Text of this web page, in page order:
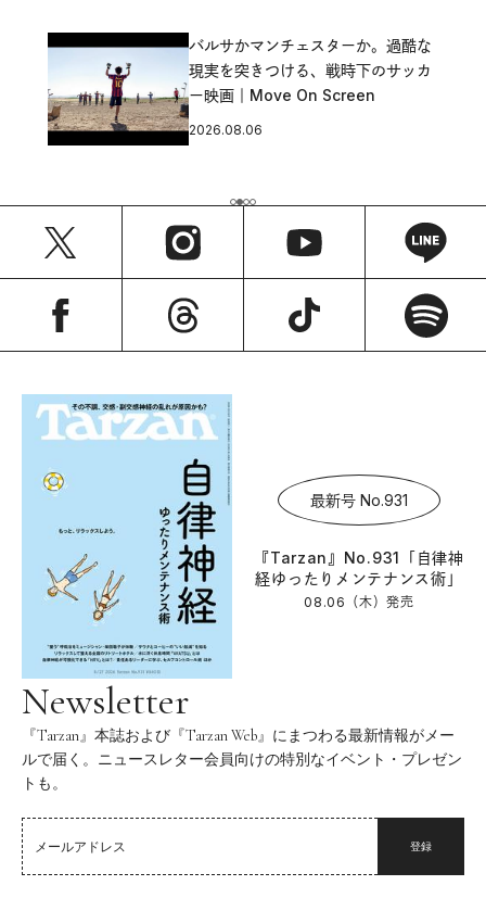
バルサかマンチェスターか。過酷な
現実を突きつける、戦時下のサッカ
ー映画｜Move On Screen
2026.08.06
最新号 No.931
『Tarzan』No.931「自律神
経ゆったりメンテナンス術」
08.06（木）発売
Newsletter
『Tarzan』本誌および『Tarzan Web』にまつわる最新情報がメー
ルで届く。ニュースレター会員向けの特別なイベント・プレゼン
トも。
登録